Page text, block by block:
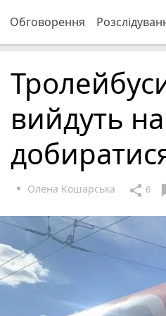
Обговорення
вийдуть
Олена Кошарська share 6